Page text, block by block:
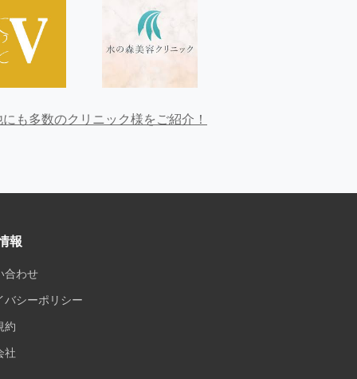
にも多数のクリニック様をご紹介！
報
合わせ
バシーポリシー
約
社